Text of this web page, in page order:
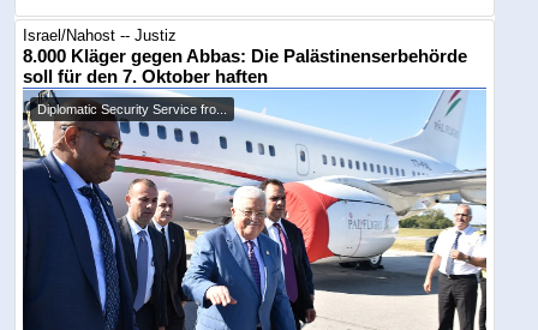
Israel/Nahost -- Justiz
8.000 Kläger gegen Abbas: Die Palästinenserbehörde
soll für den 7. Oktober haften
Diplomatic Security Service fro...